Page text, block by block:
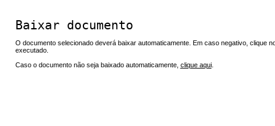
Baixar documento
O documento selecionado deverá baixar automaticamente. Em caso negativo, clique
executado.
Caso o documento não seja baixado automaticamente, clique aqui.